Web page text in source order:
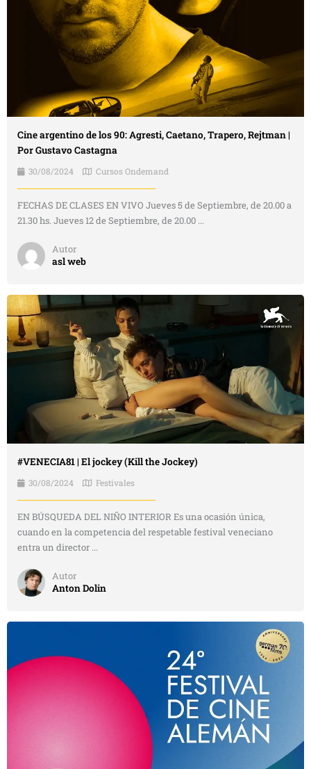
Cine argentino de los 90: Agresti, Caetano, Trapero, Rejtman |
Por Gustavo Castagna
30/08/2024 Cursos Ondemand
FECHAS DE CLASES EN VIVO Jueves 5 de Septiembre, de 20.00 a
21.30 hs. Jueves 12 de Septiembre, de 20.00 ...
Autor
asl web
#VENECIA81 | El jockey (Kill the Jockey)
30/08/2024 Festivales
EN BÚSQUEDA DEL NIÑO INTERIOR Es una ocasión única,
cuando en la competencia del respetable festival veneciano
entra un director ...
Autor
Anton Dolin